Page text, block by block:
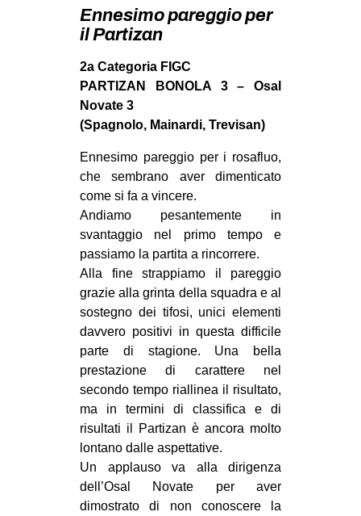
ZAM
MOBILITAZIONI
MOVIMENTI
AMBIENTE
ANTIFASCISMO
DIRITTO ALL’ABITARE
GENERI
MIGRAZIONI
PRECARIATO
REPRESSIONE
STUDENTI
CULTURE
ARTE
CINEMA
MANIFESTI
Ennesimo pareggio per
il Partizan
2a Categoria FIGC
PARTIZAN BONOLA 3 – Osal
Novate 3
(Spagnolo, Mainardi, Trevisan)
Ennesimo pareggio per i rosafluo,
che sembrano aver dimenticato
come si fa a vincere.
Andiamo pesantemente in
svantaggio nel primo tempo e
passiamo la partita a rincorrere.
Alla fine strappiamo il pareggio
grazie alla grinta della squadra e al
sostegno dei tifosi, unici elementi
davvero positivi in questa difficile
parte di stagione. Una bella
prestazione di carattere nel
secondo tempo riallinea il risultato,
ma in termini di classifica e di
risultati il Partizan è ancora molto
lontano dalle aspettative.
Un applauso va alla dirigenza
dell’Osal Novate per aver
dimostrato di non conoscere la